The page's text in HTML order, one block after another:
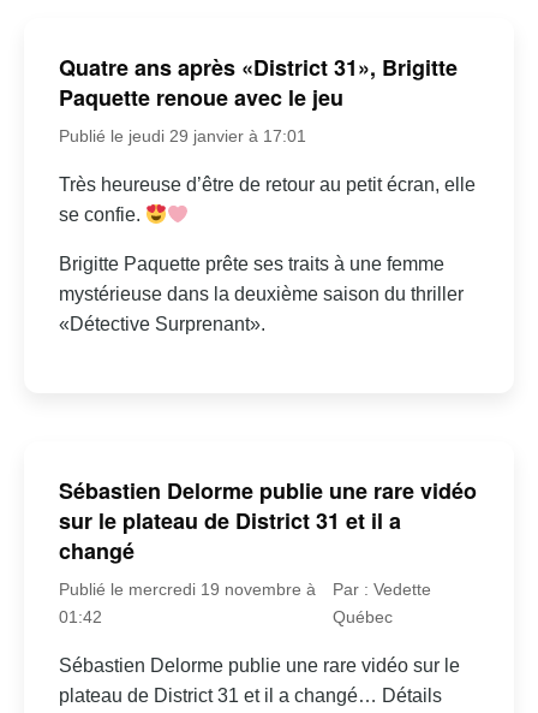
Quatre ans après «District 31», Brigitte
Paquette renoue avec le jeu
Publié le jeudi 29 janvier à 17:01
Très heureuse d’être de retour au petit écran, elle
se confie.
Brigitte Paquette prête ses traits à une femme
mystérieuse dans la deuxième saison du thriller
«Détective Surprenant».
Sébastien Delorme publie une rare vidéo
sur le plateau de District 31 et il a
changé
Publié le mercredi 19 novembre à
01:42
Par : Vedette
Québec
Sébastien Delorme publie une rare vidéo sur le
plateau de District 31 et il a changé… Détails